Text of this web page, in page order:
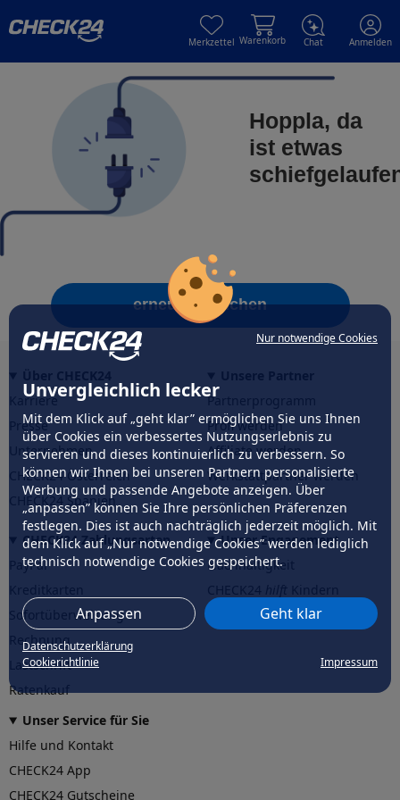
Nur notwendige Cookies
Unvergleichlich lecker
Mit dem Klick auf „geht klar” ermöglichen Sie uns Ihnen
über Cookies ein verbessertes Nutzungserlebnis zu
servieren und dieses kontinuierlich zu verbessern. So
können wir Ihnen bei unseren Partnern personalisierte
Werbung und passende Angebote anzeigen. Über
„anpassen” können Sie Ihre persönlichen Präferenzen
festlegen. Dies ist auch nachträglich jederzeit möglich. Mit
dem Klick auf „Nur notwendige Cookies” werden lediglich
technisch notwendige Cookies gespeichert.
Anpassen Geht klar
Datenschutzerklärung
Cookierichtlinie
Impressum
Merkzettel Warenkorb Chat Anmelden
Hoppla, da
ist etwas
erneut versuchen
Karriere
Presse
Unternehmen
CHECK24 Österreich
CHECK24 Spanien
Partnerprogramm
Profi werden
Affiliate werden
Werkstattpartner werden
CHECK24 Zahlungsarten
PayPal
Sofortüberweisung
Rechnung
Lastschrift
Ratenkauf
Unser Engagement
Nachhaltigkeit
CHECK24hilftder Natur
Unser Service für Sie
Hilfe und Kontakt
CHECK24 App
CHECK24 Gutscheine